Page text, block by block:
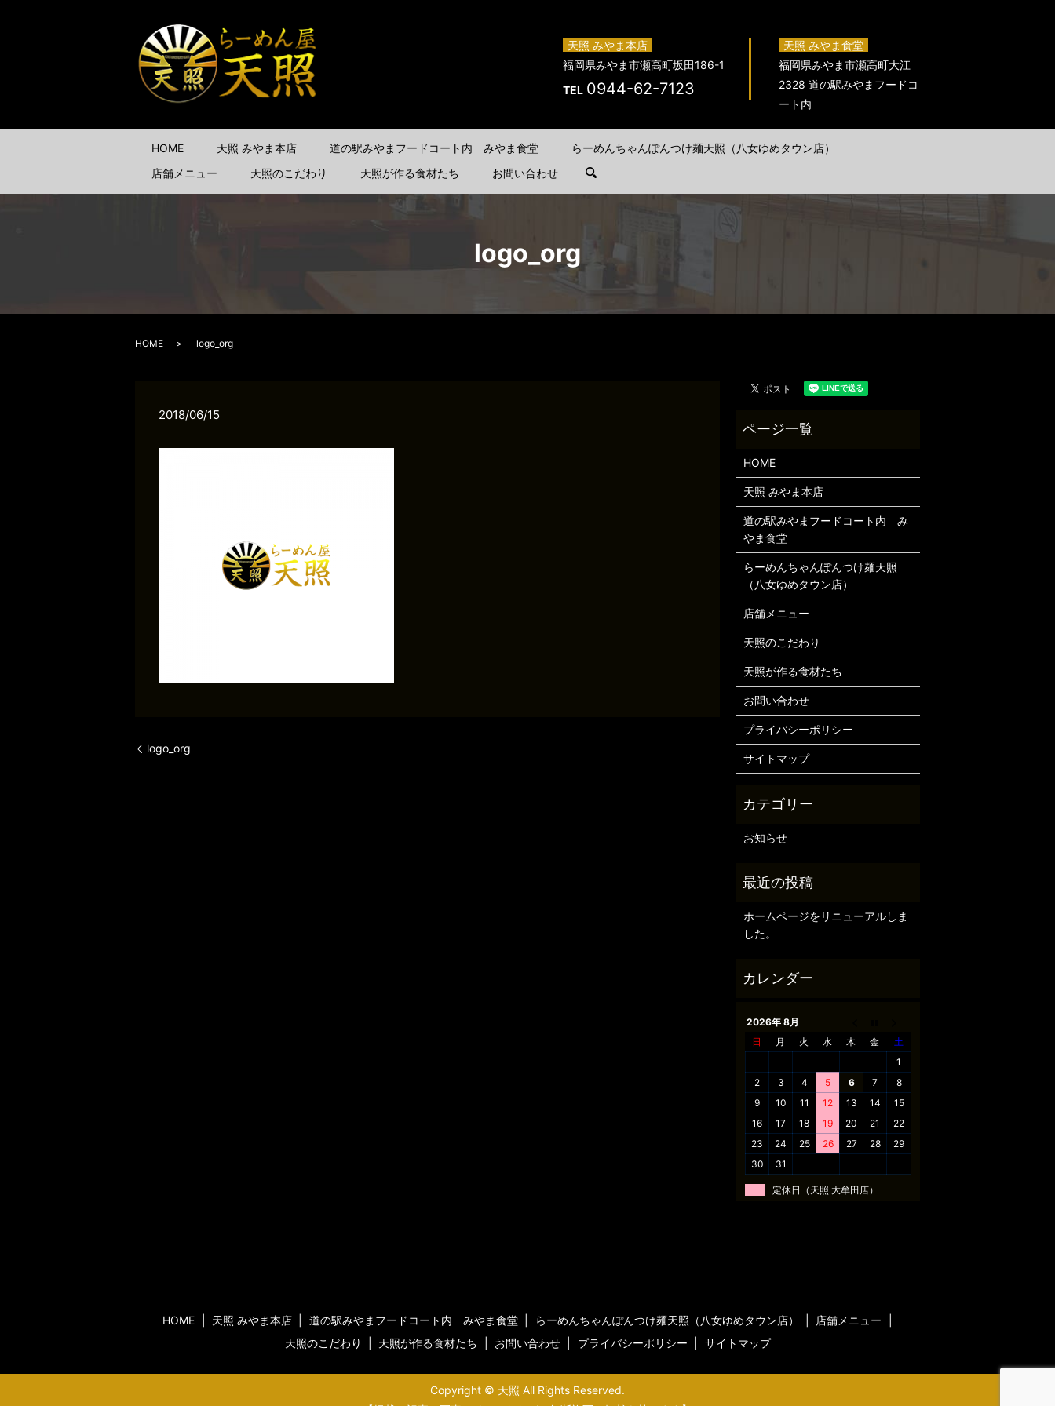
HOME 天照 みやま本店 道の駅みやまフードコート内 みやま食堂
らーめんちゃんぽんつけ麺天照（八女ゆめタウン店）
店舗メニュー
天照のこだわり 天照が作る食材たち お問い合わせ search
天照 みやま本店
福岡県みやま市瀬高町坂田186-1
TEL 0944-62-7123
天照 みやま食堂
福岡県みやま市瀬高町大江
2328 道の駅みやまフードコ
ート内
logo_org
HOME logo_org
2018/06/15
logo_org
HOME
天照 みやま本店
道の駅みやまフードコート内 み
やま食堂
らーめんちゃんぽんつけ麺天照
（八女ゆめタウン店）
店舗メニュー
天照のこだわり
天照が作る食材たち
お問い合わせ
プライバシーポリシー
サイトマップ
お知らせ
ホームページをリニューアルしま
した。
2026年 8月
日
月 火 水 木 金
土
1
2
3 4 5 6 7
8
9
10 11 12 13 14
15
16
17 18 19 20 21
22
23
24 25 26 27 28
29
30
31
定休日（天照 大牟田店）
HOME 天照 みやま本店 道の駅みやまフードコート内 みやま食堂 らーめんちゃんぽんつけ麺天照（八女ゆめタウン店）
店舗メニュー
天照のこだわり
天照が作る食材たち お問い合わせ プライバシーポリシー サイトマップ
Copyright © 天照 All Rights Reserved.